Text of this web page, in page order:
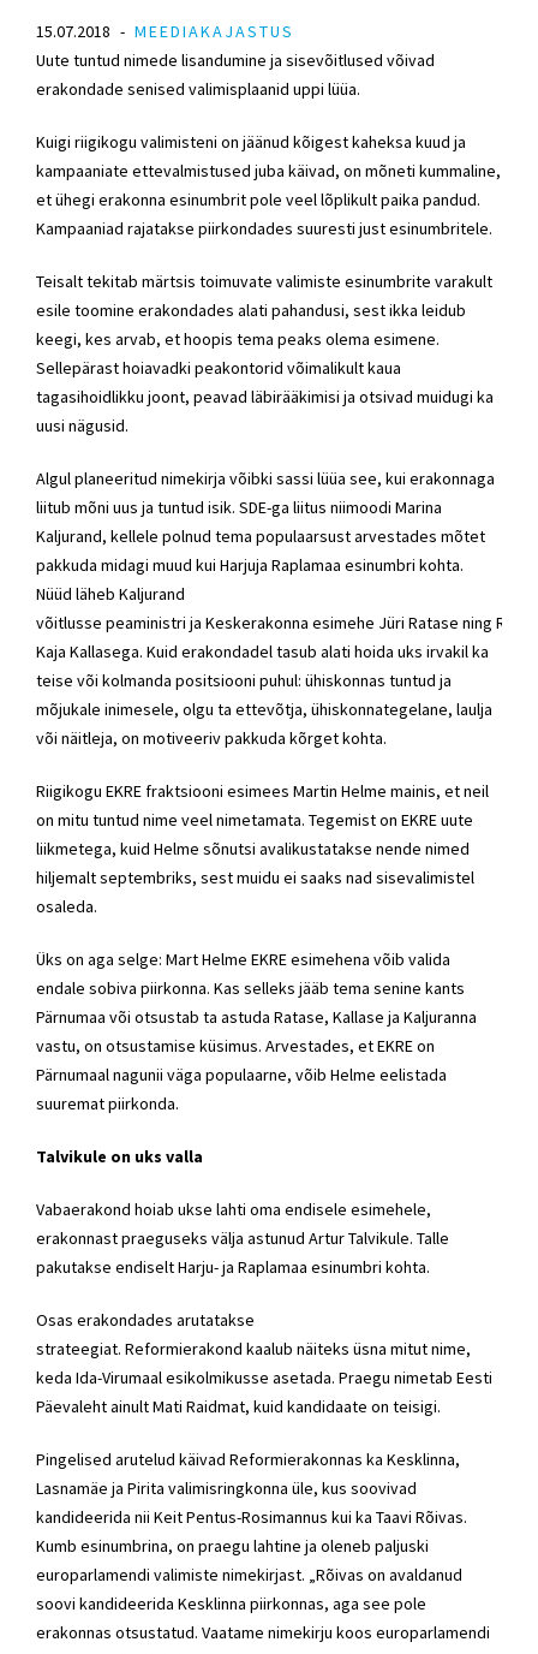
15.07.2018
MEEDIAKAJASTUS
Uute tuntud nimede lisandumine ja sisevõitlused võivad
erakondade senised valimisplaanid uppi lüüa.
Kuigi riigikogu valimisteni on jäänud kõigest kaheksa kuud ja
kampaaniate ettevalmistused juba käivad, on mõneti kummaline,
et ühegi erakonna esinumbrit pole veel lõplikult paika pandud.
Kampaaniad rajatakse piirkondades suuresti just esinumbritele.
Teisalt tekitab märtsis toimuvate valimiste esinumbrite varakult
esile toomine erakondades alati pahandusi, sest ikka leidub
keegi, kes arvab, et hoopis tema peaks olema esimene.
Sellepärast hoiavadki peakontorid võimalikult kaua
tagasihoidlikku joont, peavad läbirääkimisi ja otsivad muidugi ka
uusi nägusid.
Algul planeeritud nimekirja võibki sassi lüüa see, kui erakonnaga
liitub mõni uus ja tuntud isik. SDE-ga liitus niimoodi Marina
Kaljurand, kellele polnud tema populaarsust arvestades mõtet
pakkuda midagi muud kui Harjuja Raplamaa esinumbri kohta.
Nüüd läheb Kaljurand
võitlusse peaministri ja Keskerakonna esimehe Jüri Ratase ning
Kaja Kallasega. Kuid erakondadel tasub alati hoida uks irvakil ka
teise või kolmanda positsiooni puhul: ühiskonnas tuntud ja
mõjukale inimesele, olgu ta ettevõtja, ühiskonnategelane, laulja
või näitleja, on motiveeriv pakkuda kõrget kohta.
Riigikogu EKREfraktsiooni esimees Martin Helme mainis, et neil
on mitu tuntud nime veel nimetamata. Tegemist on EKREuute
liikmetega, kuid Helme sõnutsi avalikustatakse nende nimed
hiljemalt septembriks, sest muidu ei saaks nad sisevalimistel
osaleda.
Üks on aga selge: Mart Helme EKREesimehena võib valida
endale sobiva piirkonna. Kas selleks jääb tema senine kants
Pärnumaa või otsustab ta astuda Ratase, Kallase ja Kaljuranna
vastu, on otsustamise küsimus. Arvestades, etEKREon
Pärnumaal nagunii väga populaarne, võib Helme eelistada
suuremat piirkonda.
Talvikule on uks valla
Vabaerakond hoiab ukse lahti oma endisele esimehele,
erakonnast praeguseks välja astunud Artur Talvikule. Talle
pakutakse endiselt Harju- ja Raplamaa esinumbri kohta.
Osas erakondades arutatakse
strateegiat. Reformierakond kaalub näiteks üsna mitut nime,
keda Ida-Virumaal esikolmikusse asetada. Praegu nimetab Eesti
Päevaleht ainult Mati Raidmat, kuid kandidaate on teisigi.
Pingelised arutelud käivad Reformierakonnas ka Kesklinna,
Lasnamäe ja Pirita valimisringkonna üle, kus soovivad
kandideerida nii Keit Pentus-Rosimannus kui ka Taavi Rõivas.
Kumb esinumbrina, on praegu lahtine ja oleneb paljuski
europarlamendi valimiste nimekirjast. „Rõivas on avaldanud
soovi kandideerida Kesklinna piirkonnas, aga see pole
erakonnas otsustatud. Vaatame nimekirju koos europarlamendi